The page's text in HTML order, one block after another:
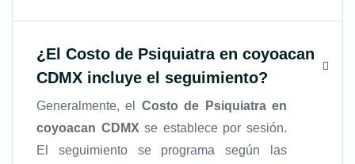
¿El Costo de Psiquiatra en coyoacan
CDMX incluye el seguimiento?
Generalmente, el Costo de Psiquiatra en
coyoacan CDMX se establece por sesión.
El seguimiento se programa según las